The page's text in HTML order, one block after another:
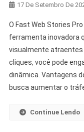
17 De Setembro De
O Fast Web Stories
ferramenta inovadora
visualmente atraentes
cliques, você pode
dinâmica. Vantagens
busca aumentar o
Continue Lendo